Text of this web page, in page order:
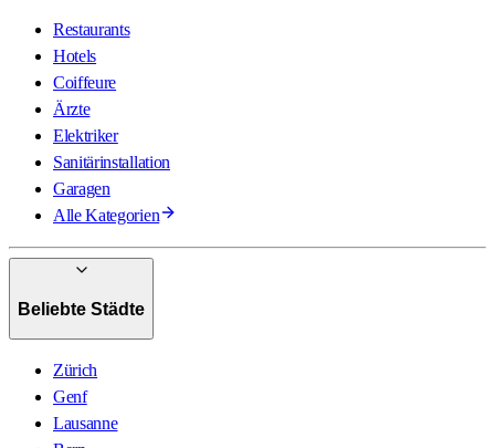
Restaurants
Hotels
Coiffeure
Ärzte
Elektriker
Sanitärinstallation
Garagen
Alle Kategorien
Beliebte Städte
Zürich
Genf
Lausanne